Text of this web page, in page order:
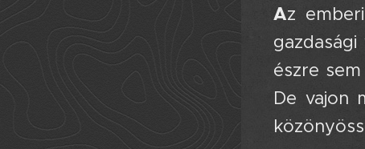
Az
észre
De vajon